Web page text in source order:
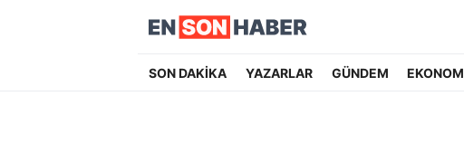
SON DAKİKA YAZARLAR GÜNDEM